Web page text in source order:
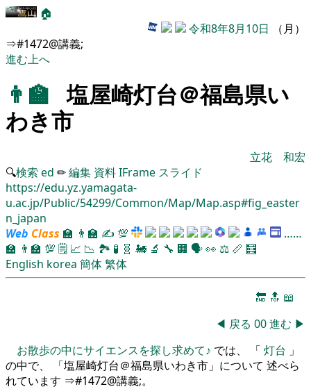
🏠
令和8年8月10日 （月）
⇒#1472@講義;
進む上へ
👨‍🏫 塩屋崎灯台＠福島県い
わき市
立花 和宏
🔍検索 ed ✏編集 資料IFrame スライド
https://edu.yz.yamagata-
u.ac.jp/Public/54299/Common/Map/Map.asp#fig_easter
n_japan
Web Class 🏫 👨‍🏫 ✍ 💯
……
🏫 👨‍🏫 💯 🗒️ 📈 📉 🏞 🧪 🧬 🚂 🔬 🔧 🏢 🗣️👀 ⚖️ 📏 🧮
English korea 簡体繁体
🔚 🔝 📖
◀ 戻る 00進む ▶
お散歩の中にサイエンスを探し求めて♪ では、 「 灯台 」
の中で、 「塩屋崎灯台＠福島県いわき市」について 述べら
れています ⇒#1472@講義;。